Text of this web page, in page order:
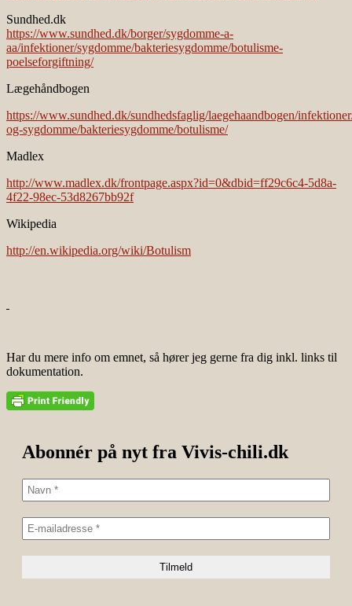
Sundhed.dk
https://www.sundhed.dk/borger/sygdomme-a-
aa/infektioner/sygdomme/bakteriesygdomme/botulisme-
poelseforgiftning/
Lægehåndbogen
https://www.sundhed.dk/sundhedsfaglig/laegehaandbogen/
og-sygdomme/bakteriesygdomme/botulisme/
Madlex
http://www.madlex.dk/frontpage.aspx?id=0&dbid=ff29c6c4-5d8a-
4f22-98ec-53d8267bb92f
Wikipedia
http://en.wikipedia.org/wiki/Botulism
Har du mere info om emnet, så hører jeg gerne fra dig inkl. links til
dokumentation.
Abonnér på nyt fra Vivis-chili.dk